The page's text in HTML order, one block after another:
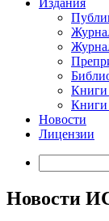
Издания
Новости
Лицензии
Новости